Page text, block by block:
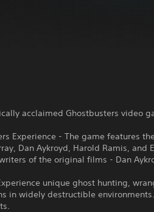
acclaimed Ghostbusters video
Experience - The game features
Dan Aykroyd, Harold Ramis, and
of the original films - Dan
unique ghost hunting,
in widely destructible